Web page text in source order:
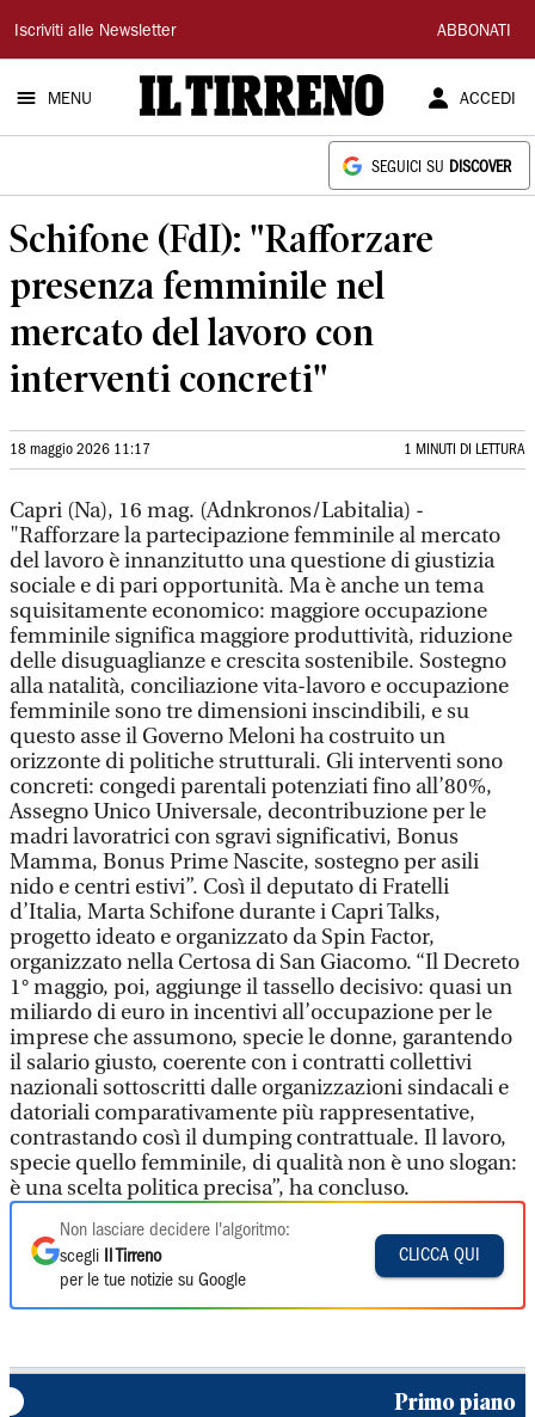
Il
Tirreno
Iscriviti alle Newsletter ABBONATI
MENU ACCEDI
SEGUICI SU DISCOVER
Schifone (FdI): "Rafforzare
presenza femminile nel
mercato del lavoro con
interventi concreti"
18 maggio 2026 11:17 1 MINUTI DI LETTURA
Capri (Na), 16 mag. (Adnkronos/Labitalia) -
"Rafforzare la partecipazione femminile al mercato
del lavoro è innanzitutto una questione di giustizia
sociale e di pari opportunità. Ma è anche un tema
squisitamente economico: maggiore occupazione
femminile significa maggiore produttività, riduzione
delle disuguaglianze e crescita sostenibile. Sostegno
alla natalità, conciliazione vita-lavoro e occupazione
femminile sono tre dimensioni inscindibili, e su
questo asse il Governo Meloni ha costruito un
orizzonte di politiche strutturali. Gli interventi sono
concreti: congedi parentali potenziati fino all’80%,
Assegno Unico Universale, decontribuzione per le
madri lavoratrici con sgravi significativi, Bonus
Mamma, Bonus Prime Nascite, sostegno per asili
nido e centri estivi”. Così il deputato di Fratelli
d’Italia, Marta Schifone durante i Capri Talks,
progetto ideato e organizzato da Spin Factor,
organizzato nella Certosa di San Giacomo. “Il Decreto
1° maggio, poi, aggiunge il tassello decisivo: quasi un
miliardo di euro in incentivi all’occupazione per le
imprese che assumono, specie le donne, garantendo
il salario giusto, coerente con i contratti collettivi
nazionali sottoscritti dalle organizzazioni sindacali e
datoriali comparativamente più rappresentative,
contrastando così il dumping contrattuale. Il lavoro,
specie quello femminile, di qualità non è uno slogan:
è una scelta politica precisa”, ha concluso.
Non lasciare decidere l'algoritmo:
scegli
Il Tirreno
per le tue notizie su Google
CLICCA QUI
Primo piano